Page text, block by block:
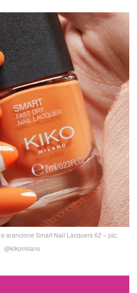
arancione Smart Nail Lacquers 62 – pic:
@kikomilano